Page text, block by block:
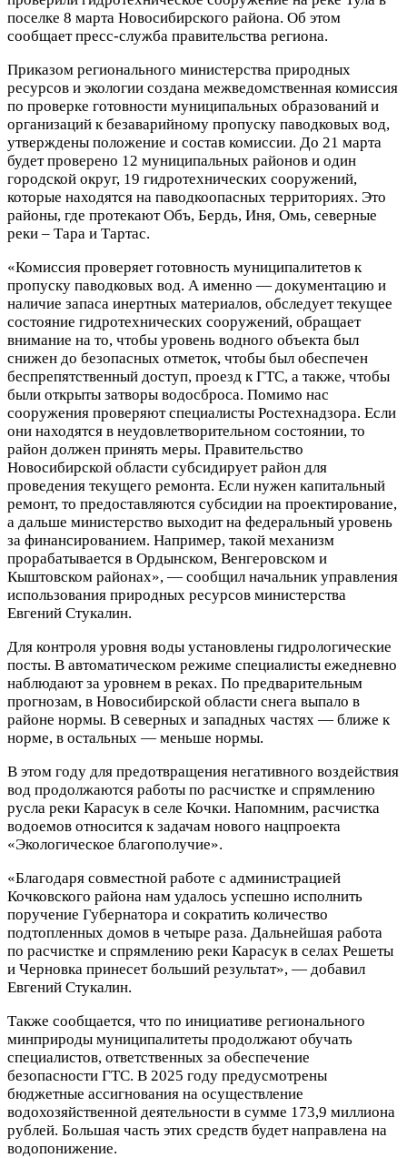
поселке 8 марта Новосибирского района. Об этом
сообщает пресс-служба правительства региона.
Приказом регионального министерства природных
ресурсов и экологии создана межведомственная комиссия
по проверке готовности муниципальных образований и
организаций к безаварийному пропуску паводковых вод,
утверждены положение и состав комиссии. До 21 марта
будет проверено 12 муниципальных районов и один
городской округ, 19 гидротехнических сооружений,
которые находятся на паводкоопасных территориях. Это
районы, где протекают Объ, Бердь, Иня, Омь, северные
реки – Тара и Тартас.
«Комиссия проверяет готовность муниципалитетов к
пропуску паводковых вод. А именно — документацию и
наличие запаса инертных материалов, обследует текущее
состояние гидротехнических сооружений, обращает
внимание на то, чтобы уровень водного объекта был
снижен до безопасных отметок, чтобы был обеспечен
беспрепятственный доступ, проезд к ГТС, а также, чтобы
были открыты затворы водосброса. Помимо нас
сооружения проверяют специалисты Ростехнадзора. Если
они находятся в неудовлетворительном состоянии, то
район должен принять меры. Правительство
Новосибирской области субсидирует район для
проведения текущего ремонта. Если нужен капитальный
ремонт, то предоставляются субсидии на проектирование,
а дальше министерство выходит на федеральный уровень
за финансированием. Например, такой механизм
прорабатывается в Ордынском, Венгеровском и
Кыштовском районах», — сообщил начальник управления
использования природных ресурсов министерства
Евгений Стукалин.
Для контроля уровня воды установлены гидрологические
посты. В автоматическом режиме специалисты ежедневно
наблюдают за уровнем в реках. По предварительным
прогнозам, в Новосибирской области снега выпало в
районе нормы. В северных и западных частях — ближе к
норме, в остальных — меньше нормы.
В этом году для предотвращения негативного воздействия
вод продолжаются работы по расчистке и спрямлению
русла реки Карасук в селе Кочки. Напомним, расчистка
водоемов относится к задачам нового нацпроекта
«Экологическое благополучие».
«Благодаря совместной работе с администрацией
Кочковского района нам удалось успешно исполнить
поручение Губернатора и сократить количество
подтопленных домов в четыре раза. Дальнейшая работа
по расчистке и спрямлению реки Карасук в селах Решеты
и Черновка принесет больший результат», — добавил
Евгений Стукалин.
Также сообщается, что по инициативе регионального
минприроды муниципалитеты продолжают обучать
специалистов, ответственных за обеспечение
безопасности ГТС. В 2025 году предусмотрены
бюджетные ассигнования на осуществление
водохозяйственной деятельности в сумме 173,9 миллиона
рублей. Большая часть этих средств будет направлена на
водопонижение.